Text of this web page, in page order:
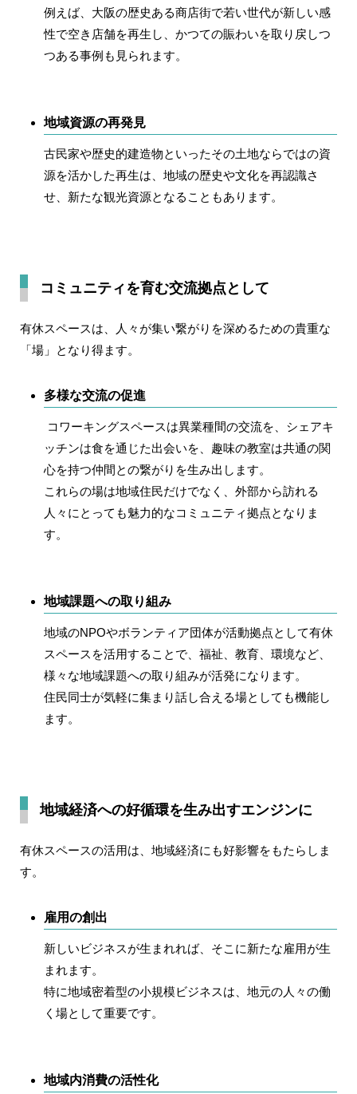
例えば、大阪の歴史ある商店街で若い世代が新しい感
性で空き店舗を再生し、かつての賑わいを取り戻しつ
つある事例も見られます。
地域資源の再発見
古民家や歴史的建造物といったその土地ならではの資
源を活かした再生は、地域の歴史や文化を再認識さ
せ、新たな観光資源となることもあります。
コミュニティを育む交流拠点として
有休スペースは、人々が集い繋がりを深めるための貴重な
「場」となり得ます。
多様な交流の促進
コワーキングスペースは異業種間の交流を、シェアキ
ッチンは食を通じた出会いを、趣味の教室は共通の関
心を持つ仲間との繋がりを生み出します。
これらの場は地域住民だけでなく、外部から訪れる
人々にとっても魅力的なコミュニティ拠点となりま
す。
地域課題への取り組み
地域のNPOやボランティア団体が活動拠点として有休
スペースを活用することで、福祉、教育、環境など、
様々な地域課題への取り組みが活発になります。
住民同士が気軽に集まり話し合える場としても機能し
ます。
地域経済への好循環を生み出すエンジンに
有休スペースの活用は、地域経済にも好影響をもたらしま
す。
雇用の創出
新しいビジネスが生まれれば、そこに新たな雇用が生
まれます。
特に地域密着型の小規模ビジネスは、地元の人々の働
く場として重要です。
地域内消費の活性化